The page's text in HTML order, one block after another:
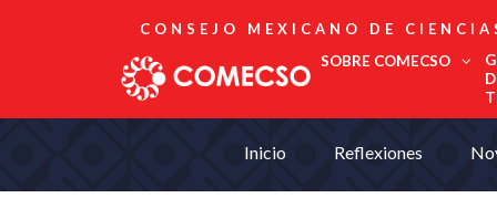
CONSEJO MEXICANO DE
SOBRE COMECSO
Afiliación
Inicio Reflexiones